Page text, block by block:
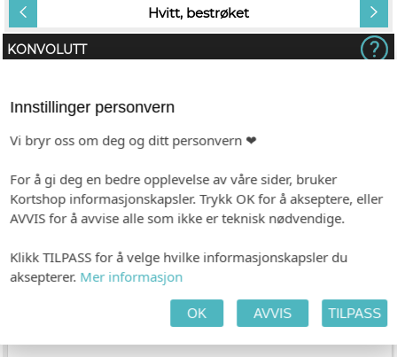
Hvitt, bestrøket
KONVOLUTT
(+kr 8,00)
(Emojis i teksten vil ikke bli med på trykk)
Innstillinger personvern
Vi bryr oss om deg og ditt personvern ❤
For å gi deg en bedre opplevelse av våre sider, bruker
Kortshop informasjonskapsler. Trykk OK for å akseptere, eller
AVVIS for å avvise alle som ikke er teknisk nødvendige.
Klikk TILPASS for å velge hvilke informasjonskapsler du
aksepterer. Mer informasjon
OK AVVIS TILPASS